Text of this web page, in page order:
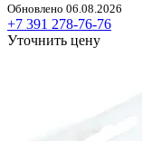
Обновлено 06.08.2026
+7 391 278-76-76
Уточнить цену